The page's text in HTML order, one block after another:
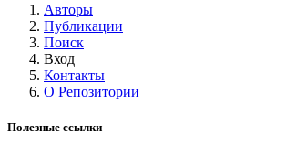
Авторы
Публикации
Поиск
Вход
Контакты
О Репозитории
Полезные ссылки